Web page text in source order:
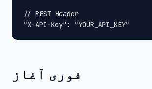
// REST Header
"X-API-Key": "YOUR_API_KEY"
فوری آغاز